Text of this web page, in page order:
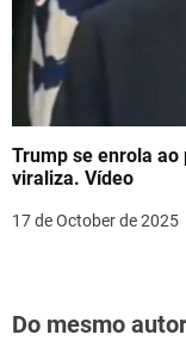
Trump se enrola
viraliza. Vídeo
17 de October de 2025
Do mesmo autor